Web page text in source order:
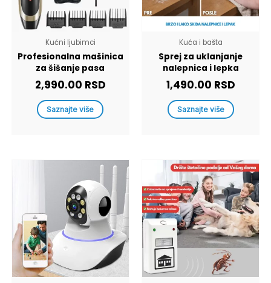
Kućni ljubimci
Profesionalna mašinica
za šišanje pasa
2,990.00 RSD
Saznajte više
Kuća i bašta
Sprej za uklanjanje
nalepnica i lepka
1,490.00 RSD
Saznajte više